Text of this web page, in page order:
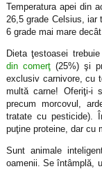
Temperatura apei din
26,5 grade Celsius, iar
6 grade mai mare
Dieta ţestoasei
din comerţ (25%) şi
exclusiv carnivore, cu
multă carne! Oferiţi-i
precum morcovul,
tratate cu pesticide).
puţine proteine, dar cu
Sunt animale
oamenii. Se întâmplă,